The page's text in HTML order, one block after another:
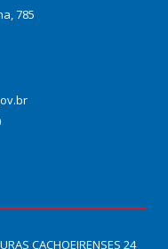
785
CACHOEIRENSES 24